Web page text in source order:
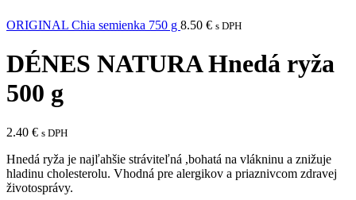
ORIGINAL Chia semienka 750 g 8.50 € s DPH
DÉNES NATURA Hnedá ryža
500 g
2.40 € s DPH
Hnedá ryža je najľahšie stráviteľná ,bohatá na vlákninu a znižuje
hladinu cholesterolu. Vhodná pre alergikov a priaznivcom zdravej
životosprávy.